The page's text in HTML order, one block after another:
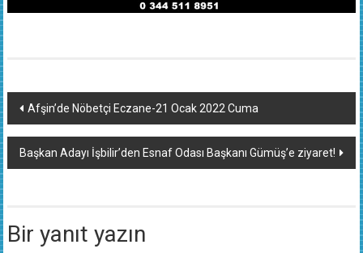
Yazı
dolaşımı
Afşin’de Nöbetçi Eczane-21 Ocak 2022 Cuma
Başkan Adayı İşbilir’den Esnaf Odası Başkanı Gümüş’e ziyaret!
Bir yanıt yazın